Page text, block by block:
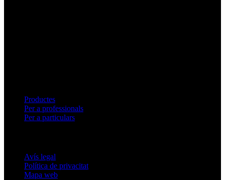
Productes
Per a professionals
Per a particulars
Avís legal
Política de privacitat
Mapa web